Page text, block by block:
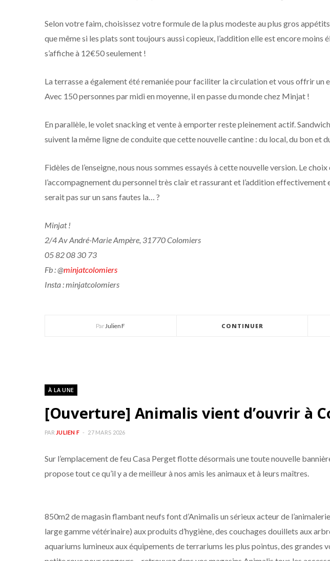
Selon votre faim, choisissez votre formule de la plus modeste au plus gros
que même si les plats sont toujours aussi copieux, l’addition elle est encore moins
s’affiche à 12€50 seulement !
La terrasse a également été remaniée pour faciliter la circulation et vous offrir un
Avec 150 personnes par midi en moyenne, il en passe du monde chez Minjat !
En parallèle, le volet snacking et vente à emporter reste pleinement actif.
suivent la même ligne de conduite que cette nouvelle cantine : du local, du bon et
Fidèles de l’enseigne, nous nous sommes essayés à cette nouvelle version. Le
l’accompagnement du personnel très clair et rassurant et l’addition effectivement
serait pas sur un sans fautes la… ?
Minjat !
2/4 Av André-Marie Ampère, 31770 Colomiers
05 82 08 30 73
Fb : @minjatcolomiers
Insta : minjatcolomiers
ParJulien F CONTINUER
À LA UNE
[Ouverture] Animalis vient d’ouvrir à
PAR JULIEN F 27 MARS 2026
Sur l’emplacement de feu Casa Perget flotte désormais une toute nouvelle
propose tout ce qu’il y a de meilleur à nos amis les animaux et à leurs maîtres.
850m2 de magasin flambant neufs font d’Animalis un sérieux acteur de
large gamme vétérinaire) aux produits d’hygiène, des couchages douillets aux
aquariums lumineux aux équipements de terrariums les plus pointus, des grandes